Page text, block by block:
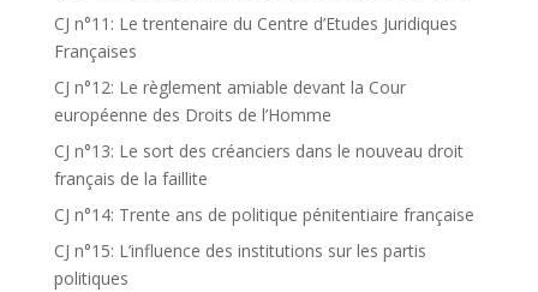
CJ n°11: Le trentenaire du Centre d’Etudes Juridiques
Françaises
CJ n°12: Le règlement amiable devant la Cour
européenne des Droits de l’Homme
CJ n°13: Le sort des créanciers dans le nouveau droit
français de la faillite
CJ n°14: Trente ans de politique pénitentiaire française
CJ n°15: L’influence des institutions sur les partis
politiques